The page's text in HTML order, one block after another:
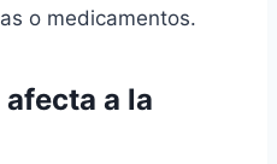
o medicamentos.
a la